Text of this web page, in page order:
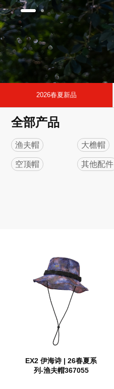
2026春夏新品
全部产品
渔夫帽 大檐帽
空顶帽 其他配件
EX2 伊海诗 | 26春夏系
列-渔夫帽367055